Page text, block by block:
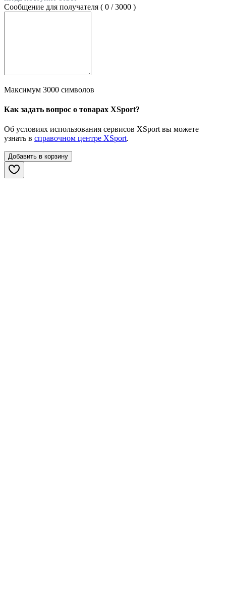
Сообщение для получателя ( 0 /3000 )
Максимум 3000 символов
Как задать вопрос о товарах XSport?
Об условиях использования сервисов XSport вы можете
узнать в справочном центре XSport.
Добавить в корзину